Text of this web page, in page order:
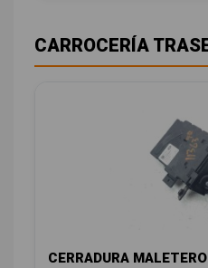
CARROCERÍA
CERRADURA